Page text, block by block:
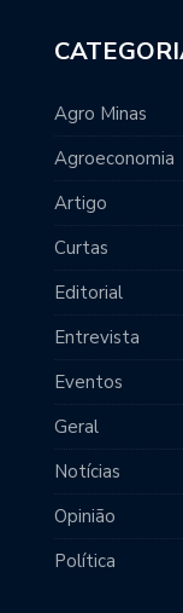
Agro Minas
Agroeconomia
Artigo
Curtas
Editorial
Entrevista
Eventos
Geral
Notícias
Opinião
Política